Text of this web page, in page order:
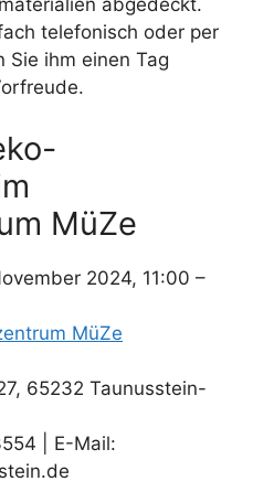
abgedeckt.
telefonisch oder per
Sie ihm einen Tag
MüZe
2024, 11:00 –
MüZe
65232 Taunusstein-
| E-Mail: